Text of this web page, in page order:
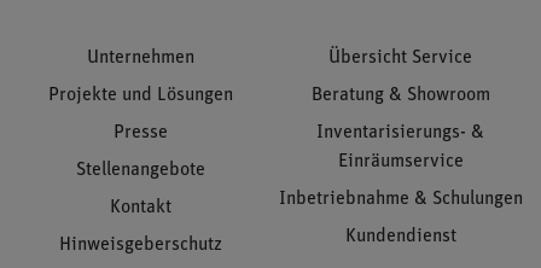
Unternehmen
Projekte und Lösungen
Presse
Stellenangebote
Kontakt
Hinweisgeberschutz
Übersicht Service
Beratung & Showroom
Inventarisierungs- &
Einräumservice
Inbetriebnahme & Schulungen
Kundendienst